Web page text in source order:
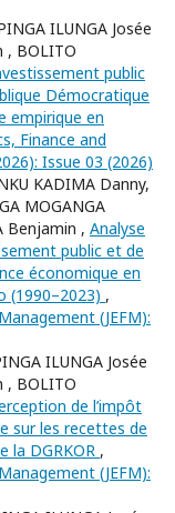
ILUNGA Josée
, BOLITO
public
Démocratique
empirique en
Finance and
Issue 03 (2026)
KADIMA Danny,
MOGANGA
Benjamin , Analyse
public et de
économique en
(1990–2023) ,
(JEFM):
ILUNGA Josée
, BOLITO
de l’impôt
sur les recettes de
la DGRKOR ,
(JEFM):